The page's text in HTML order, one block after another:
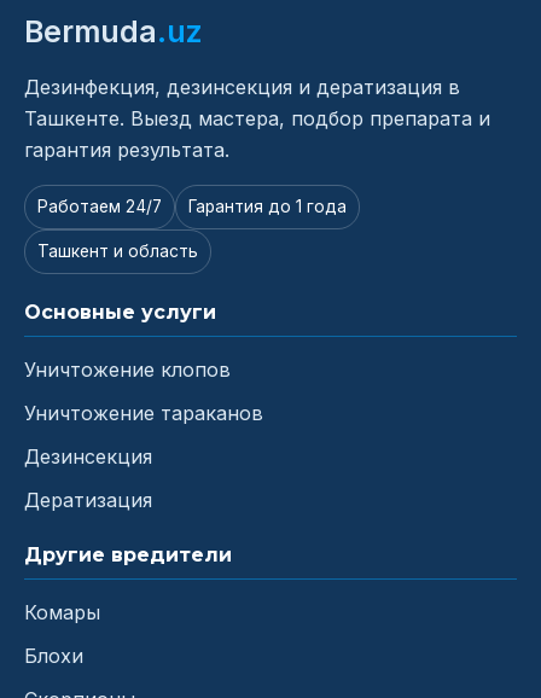
Bermuda.uz
Дезинфекция, дезинсекция и дератизация в
Ташкенте. Выезд мастера, подбор препарата и
гарантия результата.
Работаем 24/7 Гарантия до 1 года
Ташкент и область
Основные услуги
Уничтожение клопов
Уничтожение тараканов
Дезинсекция
Дератизация
Другие вредители
Комары
Блохи